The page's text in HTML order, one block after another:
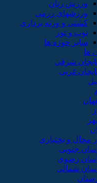
ورزش زنان
ورزشهای رزمی
کشتی و وزنه برداری
توپ و تور
سایر حوزه ها
شرقی
غربی
محال و بختیاری
جنوبی
رضوی
شمالی